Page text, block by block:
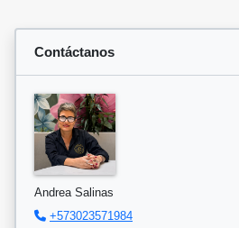
Contáctanos
Andrea Salinas
+573023571984